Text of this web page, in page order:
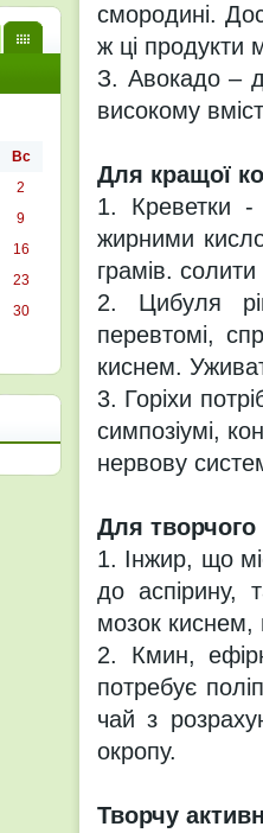
смородині.
ж ці продукти
З. Авокадо –
високому
Для кращої
1. Креветки -
жирними
грамів. солити
2. Цибуля
перевтомі,
киснем.
3. Горіхи
симпозіумі,
нервову
Для
1. Інжир, що
до аспірину,
мозок
2. Кмин,
потребує
чай з
окропу.
Творчу
кален
Вс
2
9
16
23
30